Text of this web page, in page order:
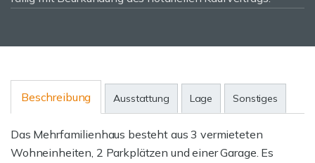
Beschreibung Ausstattung Lage Sonstiges
Das Mehrfamilienhaus besteht aus 3 vermieteten
Wohneinheiten, 2 Parkplätzen und einer Garage. Es